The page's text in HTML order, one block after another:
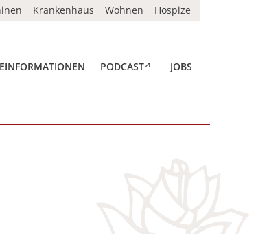
PODCAST, EXTERNER VERWEIS
JOBS
Krankenhaus Wohnen Hospize